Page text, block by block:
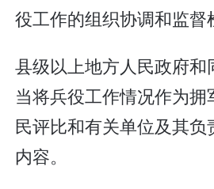
役工作的组织协调和监督
县级以上地方人民政府和
当将兵役工作情况作为
民评比和有关单位及其负
内容。